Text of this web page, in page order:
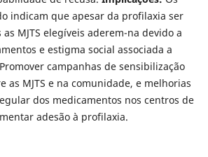
indicam que apesar da profilaxia ser
MJTS elegíveis aderem-na devido a
e estigma social associada a
campanhas de sensibilização
as MJTS e na comunidade, e melhorias
dos medicamentos nos centros de
adesão à profilaxia.